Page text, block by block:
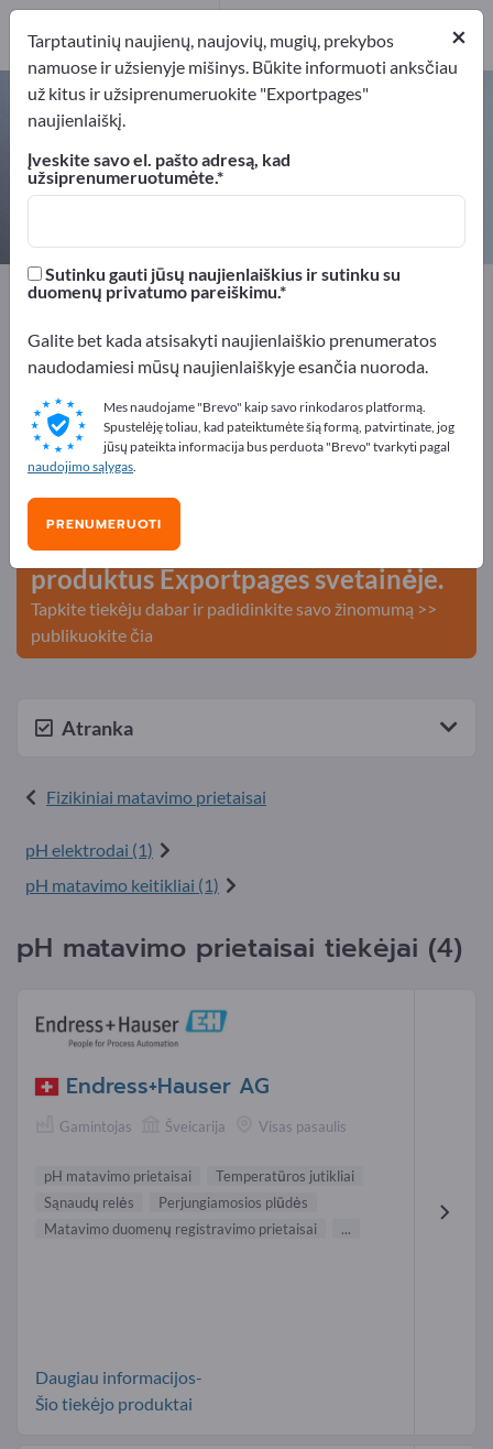
pH matavimo prietaisai – raskite
gamintojus ir tiekėjus
Eksportuotojai Gamintojai
Gamintojai4
Exportpages
Matavimo technologijos ir optika
Fizikiniai matavimo prietaisai
pH matavimo prietaisai
Reklamuokitės nemokamai
Exportpages!
Poreikiai – Pasiūlymai – Naudotos prekės – Verslo
kontaktai >> pradėkite čia
Publikuokite savo įmonę ir
produktus Exportpages svetainėje.
Tapkite tiekėju dabar ir padidinkite savo žinomumą >>
publikuokite čia
Atranka
Fizikiniai matavimo prietaisai
pH elektrodai (1)
pH matavimo keitikliai (1)
pH matavimo prietaisai tiekėjai (4)
Endress+Hauser AG
Gamintojas Šveicarija Visas pasaulis
pH matavimo prietaisai
Temperatūros jutikliai
Sąnaudų relės
Perjungiamosios plūdės
Matavimo duomenų registravimo prietaisai
...
Daugiau informacijos-
Šio tiekėjo produktai
×
Tarptautinių naujienų, naujovių, mugių, prekybos
namuose ir užsienyje mišinys. Būkite informuoti anksčiau
už kitus ir užsiprenumeruokite "Exportpages"
naujienlaiškį.
Įveskite savo el. pašto adresą, kad
užsiprenumeruotumėte.
Sutinku gauti jūsų naujienlaiškius ir sutinku su
duomenų privatumo pareiškimu.
Galite bet kada atsisakyti naujienlaiškio prenumeratos
naudodamiesi mūsų naujienlaiškyje esančia nuoroda.
Mes naudojame "Brevo" kaip savo rinkodaros platformą.
Spustelėję toliau, kad pateiktumėte šią formą, patvirtinate, jog
jūsų pateikta informacija bus perduota "Brevo" tvarkyti pagal
naudojimo sąlygas.
PRENUMERUOTI